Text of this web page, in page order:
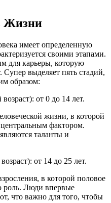
Жизни
имеет определенную
своими этапами.
для карьеры, которую
выделяет пять стадий,
образом:
от 0 до 14 лет.
жизни, в которой
центральным фактором.
таланты и
от 14 до 25 лет.
в которой половое
роль. Люди впервые
что важно для того, чтобы